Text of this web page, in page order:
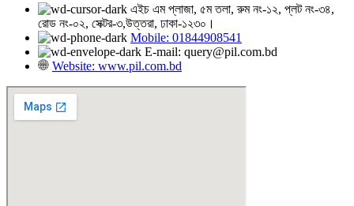
এইচ এম প্লাজা, ৫ম তলা, রুম নং-১২, প্লট নং-৩৪,
রোড নং-০২, সেক্টর-৩,উত্তরা, ঢাকা-১২৩০।
Mobile: 01844908541
E-mail: query@pil.com.bd
Website: www.pil.com.bd